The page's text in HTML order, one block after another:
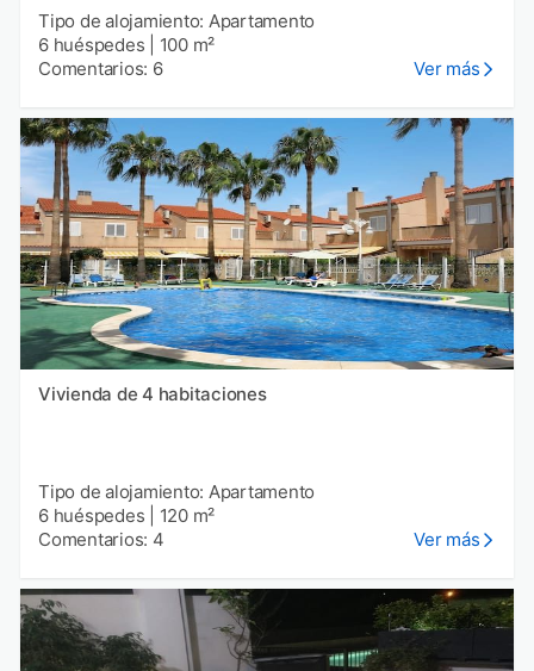
Tipo de alojamiento: Apartamento
6 huéspedes
100 m²
Comentarios: 6
Ver más
Vivienda de 4 habitaciones
Tipo de alojamiento: Apartamento
6 huéspedes
120 m²
Comentarios: 4
Ver más